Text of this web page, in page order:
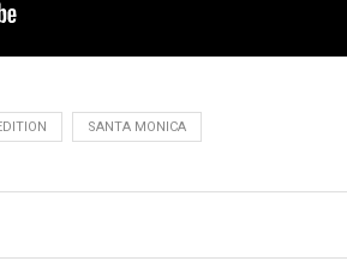
SANTA MONICA